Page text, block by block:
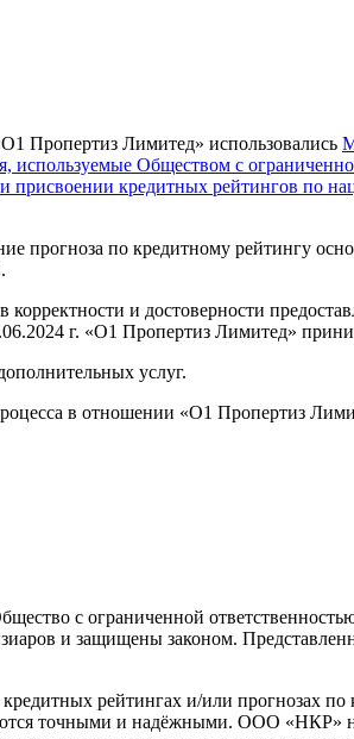
Пропертиз Лимитед» использовались
используемые Обществом с
присвоении кредитных рейтингов по
прогноза по кредитному рейтингу
и достоверности
г. «О1 Пропертиз Лимитед»
услуг.
в отношении «О1 Пропертиз
с ограниченной
и защищены законом.
рейтингах и/или прогнозах по
точными и надёжными. ООО «НКР» не